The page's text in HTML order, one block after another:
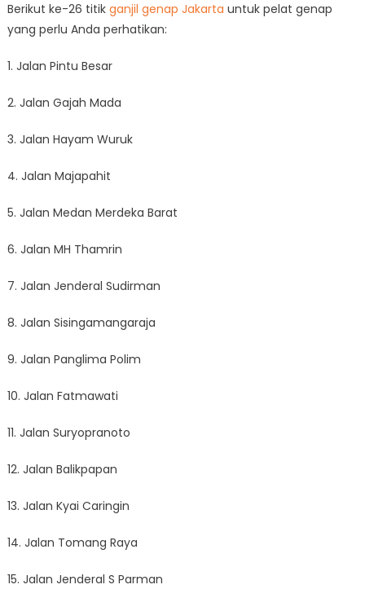
Berikut ke-26 titik ganjil genap Jakarta untuk pelat genap
yang perlu Anda perhatikan:
1. Jalan Pintu Besar
2. Jalan Gajah Mada
3. Jalan Hayam Wuruk
4. Jalan Majapahit
5. Jalan Medan Merdeka Barat
6. Jalan MH Thamrin
7. Jalan Jenderal Sudirman
8. Jalan Sisingamangaraja
9. Jalan Panglima Polim
10. Jalan Fatmawati
11. Jalan Suryopranoto
12. Jalan Balikpapan
13. Jalan Kyai Caringin
14. Jalan Tomang Raya
15. Jalan Jenderal S Parman